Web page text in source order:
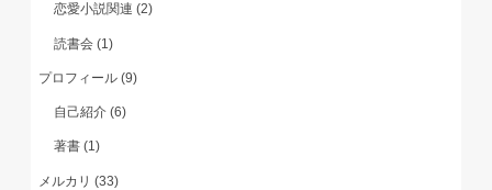
恋愛小説関連(2)
読書会(1)
プロフィール(9)
自己紹介(6)
著書(1)
メルカリ(33)